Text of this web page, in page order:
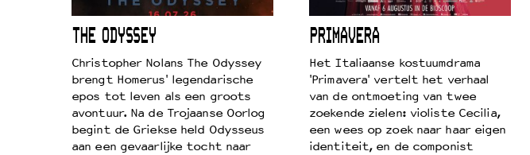
THE ODYSSEY
Christopher Nolans The Odyssey
brengt Homerus' legendarische
epos tot leven als een groots
avontuur. Na de Trojaanse Oorlog
begint de Griekse held Odysseus
aan een gevaarlijke tocht naar
PRIMAVERA
Het Italiaanse kostuumdrama
'Primavera' vertelt het verhaal
van de ontmoeting van twee
zoekende zielen: violiste Cecilia,
een wees op zoek naar haar eigen
identiteit, en de componist